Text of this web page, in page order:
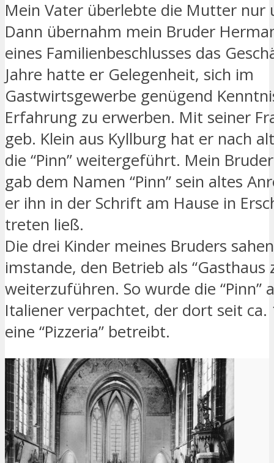
Mein Vater überlebte die Mutter nur
Dann übernahm mein Bruder
eines Familienbeschlusses das
Jahre hatte er Gelegenheit, sich im
Gastwirtsgewerbe genügend
Erfahrung zu erwerben. Mit seiner
geb. Klein aus Kyllburg hat er nach
die “Pinn” weitergeführt. Mein
gab dem Namen “Pinn” sein altes
er ihn in der Schrift am Hause in
treten ließ.
Die drei Kinder meines Bruders
imstande, den Betrieb als “Gasthaus
weiterzuführen. So wurde die “Pinn”
Italiener verpachtet, der dort seit ca.
eine “Pizzeria” betreibt.